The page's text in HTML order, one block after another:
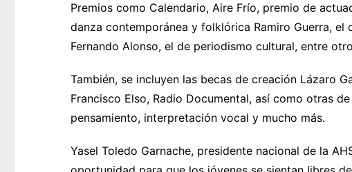
Premios como Calendario, Aire Frío, premio de
danza contemporánea y folklórica Ramiro Guerra, el
Fernando Alonso, el de periodismo cultural, entre
También, se incluyen las becas de creación Lázaro
Francisco Elso, Radio Documental, así como otras
pensamiento, interpretación vocal y mucho más.
Yasel Toledo Garnache, presidente nacional de la